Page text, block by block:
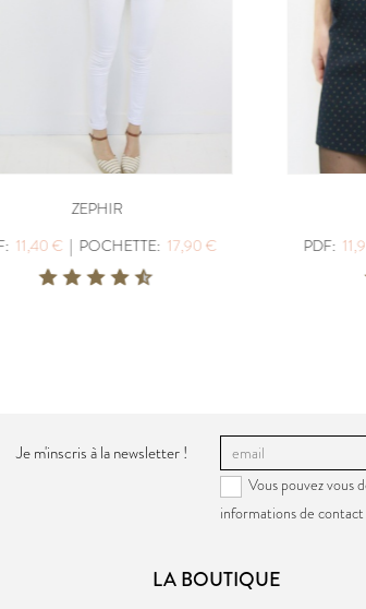
ZEPHIR
11,40 € | POCHETTE:17,90 €
PDF:
Je m'inscris à la newsletter !
Vous pouvez vous
informations de contact
LA BOUTIQUE